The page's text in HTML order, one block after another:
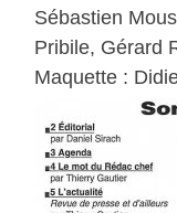
Sébastien
Pribile, Gérard
Maquette :